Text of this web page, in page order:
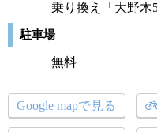
乗り換え「大野木
駐車場
無料
Google mapで見る